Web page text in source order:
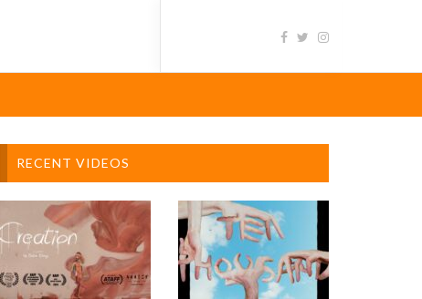
RECENT VIDEOS